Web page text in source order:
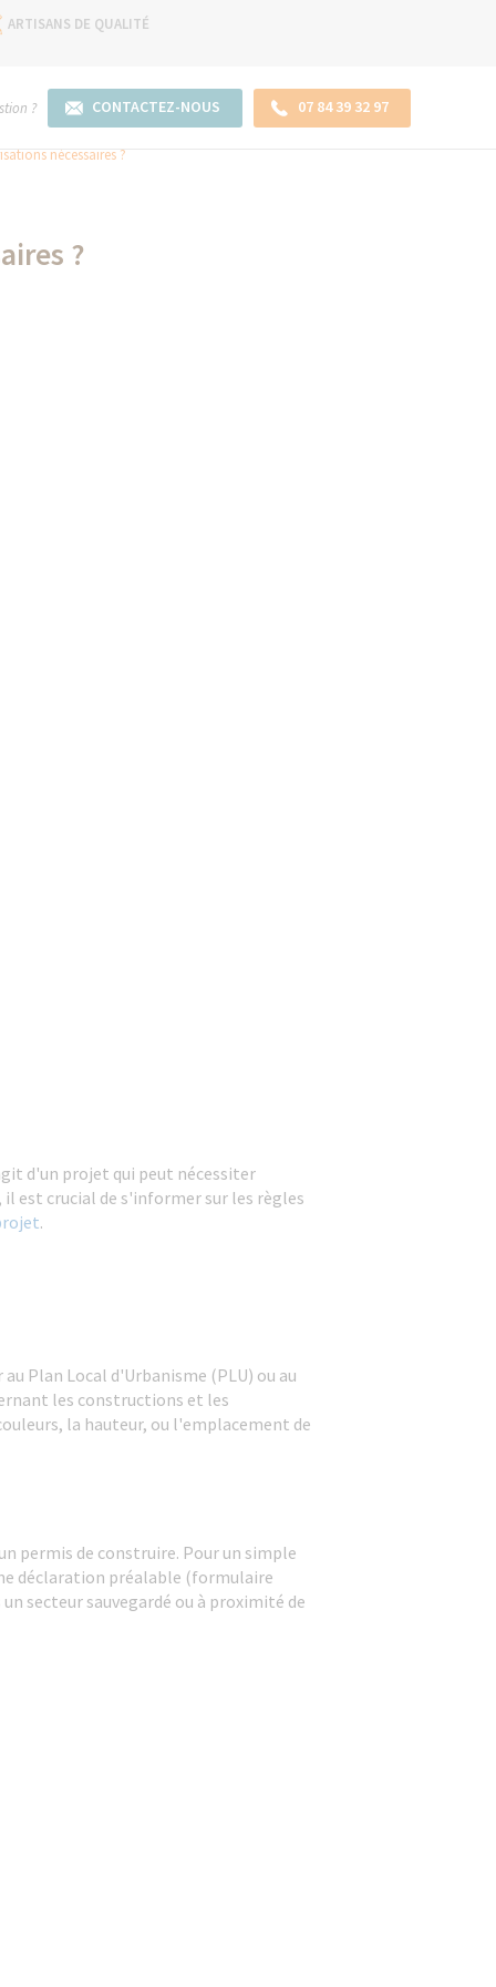
ARTISANS DE QUALITÉ
? CONTACTEZ-NOUS 07 84 39 32 97
nécessaires ?
?
d'un projet qui peut nécessiter
est crucial de s'informer sur les règles
.
Plan Local d'Urbanisme (PLU) ou au
les constructions et les
la hauteur, ou l'emplacement de
permis de construire. Pour un simple
déclaration préalable (formulaire
secteur sauvegardé ou à proximité de